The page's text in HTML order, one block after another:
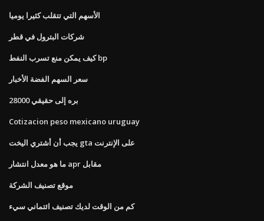
الأسهم التي تتقلب كثيرا يوميا
شركات البترول في قطر
كيف يمكن منع تسرب النفط bp
سعر السهم الفضة الأخبار
28000 بره إلى حقيقي
Cotizacion peso mexicano uruguay
يجب أن أشتري اليخت gta على الإنترنت
ما هو معدل انتشار apr مقابل
موقع تصنيف الشركة
كم من الوقت لديك تصنيف ائتماني سيء